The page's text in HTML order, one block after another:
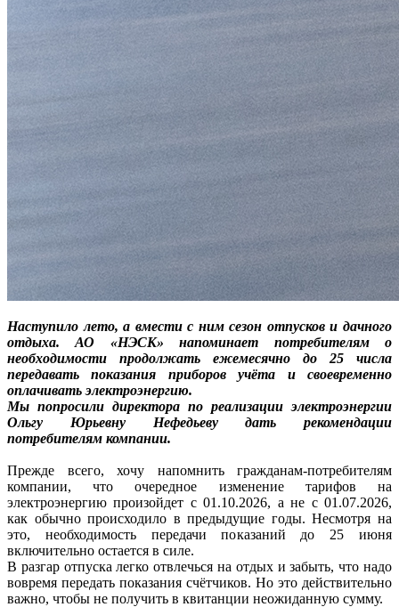
Наступило лето, а вмести с ним сезон отпусков и дачного
отдыха. АО «НЭСК» напоминает потребителям о
необходимости продолжать ежемесячно до 25 числа
передавать показания приборов учёта и своевременно
оплачивать электроэнергию.
Мы попросили директора по реализации электроэнергии
Ольгу Юрьевну Нефедьеву дать рекомендации
потребителям компании.
Прежде всего, хочу напомнить гражданам-потребителям
компании, что очередное изменение тарифов на
электроэнергию произойдет с 01.10.2026, а не с 01.07.2026,
как обычно происходило в предыдущие годы. Несмотря на
это, необходимость передачи показаний до 25 июня
включительно остается в силе.
В разгар отпуска легко отвлечься на отдых и забыть, что надо
вовремя передать показания счётчиков. Но это действительно
важно, чтобы не получить в квитанции неожиданную сумму.